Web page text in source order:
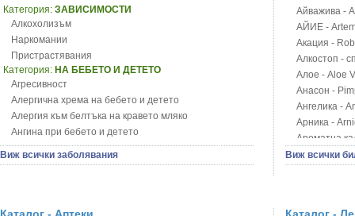
Категория: ЗАВИСИМОСТИ
Алкохолизъм
Наркомании
Пристрастявания
Категория: НА БЕБЕТО И ДЕТЕТО
Агресивност
Алергична хрема на бебето и детето
Алергия към белтъка на кравето мляко
Ангина при бебето и детето
Анемия при бебето и детето
Апетит - пълни деца
Бронхиална астма при бебето и детето
Виж всички заболявания
Айважива -
АЙИЕ -
Акация -
Алкостоп -
Алое - Aloe
Анасон -
Ангелика -
Арника -
Ароматна
Арония -
Виж всички